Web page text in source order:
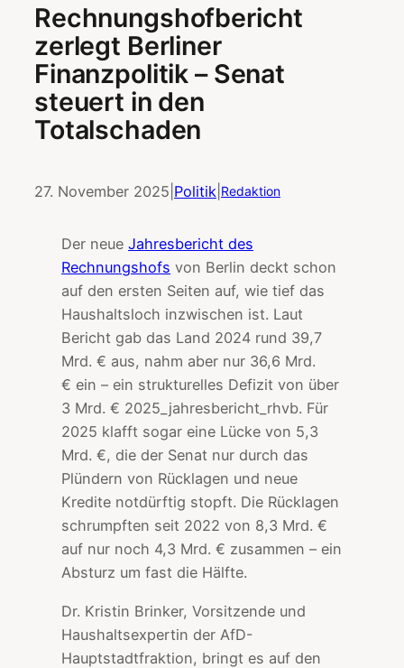
Rechnungshofbericht
zerlegt Berliner
Finanzpolitik – Senat
steuert in den
Totalschaden
27. November 2025 Politik Redaktion
Der neue Jahresbericht des
Rechnungshofs von Berlin deckt schon
auf den ersten Seiten auf, wie tief das
Haushaltsloch inzwischen ist. Laut
Bericht gab das Land 2024 rund 39,7
Mrd. € aus, nahm aber nur 36,6 Mrd.
€ ein – ein strukturelles Defizit von über
3 Mrd. € 2025_jahresbericht_rhvb. Für
2025 klafft sogar eine Lücke von 5,3
Mrd. €, die der Senat nur durch das
Plündern von Rücklagen und neue
Kredite notdürftig stopft. Die Rücklagen
schrumpften seit 2022 von 8,3 Mrd. €
auf nur noch 4,3 Mrd. € zusammen – ein
Absturz um fast die Hälfte.
Dr. Kristin Brinker, Vorsitzende und
Haushaltsexpertin der AfD-
Hauptstadtfraktion, bringt es auf den